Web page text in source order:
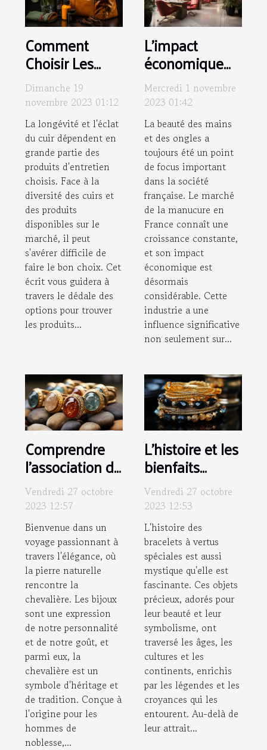
Comment
Choisir Les
Produits
d'Entretien
Adaptés à
Votre Type de
Cuir
Dimanche 19
novembre 2023 01:12
La longévité et l'éclat
du cuir dépendent en
grande partie des
produits d'entretien
choisis. Face à la
diversité des cuirs et
des produits
disponibles sur le
marché, il peut
s'avérer difficile de
faire le bon choix. Cet
écrit vous guidera à
travers le dédale des
options pour trouver
les produits...
L'impact
économique
de l'industrie
de la
manucure en
France
Mercredi 1 novembre
2023 01:42
La beauté des mains
et des ongles a
toujours été un point
de focus important
dans la société
française. Le marché
de la manucure en
France connaît une
croissance constante,
et son impact
économique est
désormais
considérable. Cette
industrie a une
influence significative
non seulement sur...
Comprendre
l'association de
la pierre
naturelle et la
chevalière : Un
guide de style
Vendredi 27 octobre
2023 12:57
Bienvenue dans un
voyage passionnant à
travers l'élégance, où
la pierre naturelle
rencontre la
chevalière. Les bijoux
sont une expression
de notre personnalité
et de notre goût, et
parmi eux, la
chevalière est un
symbole d'héritage et
de tradition. Conçue à
l'origine pour les
hommes de
noblesse,...
L'histoire et les
bienfaits
mystiques des
bracelets à
vertus
spéciales
Vendredi 27 octobre
2023 12:53
L'histoire des
bracelets à vertus
spéciales est aussi
mystique qu'elle est
fascinante. Ces objets
précieux, adorés pour
leur beauté et leur
symbolisme, ont
traversé les âges, les
cultures et les
continents, enrichis
par les légendes et les
croyances qui les
entourent. Au-delà de
leur attrait...